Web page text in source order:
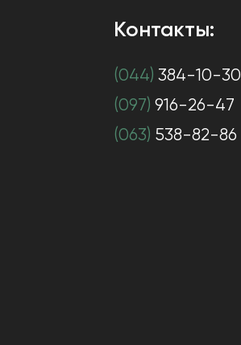
Контакты:
(044) 384-10-30
(097) 916-26-47
(063) 538-82-86